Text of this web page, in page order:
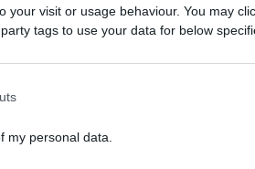
your visit or usage behaviour. You may
tags to use your data for below
my personal data.
folytatódik a
vagy valami